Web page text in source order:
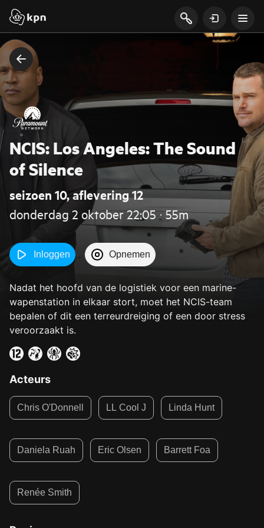
NCIS: Los Angeles: The Sound
of Silence
seizoen 10, aflevering 12
donderdag 2 oktober 22:05 ‧ 55m
Inloggen Opnemen
Nadat het hoofd van de logistiek voor een marine-
wapenstation in elkaar stort, moet het NCIS-team
bepalen of dit een terreurdreiging of een door stress
veroorzaakt is.
Acteurs
Chris O'Donnell LL Cool J Linda Hunt
Daniela Ruah Eric Olsen Barrett Foa
Renée Smith